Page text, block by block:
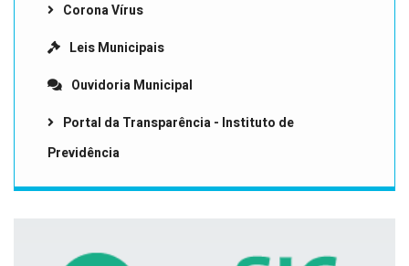
Corona Vírus
Leis Municipais
Ouvidoria Municipal
Portal da Transparência - Instituto de
Previdência